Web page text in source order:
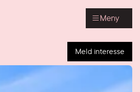
Meny
Meld interesse